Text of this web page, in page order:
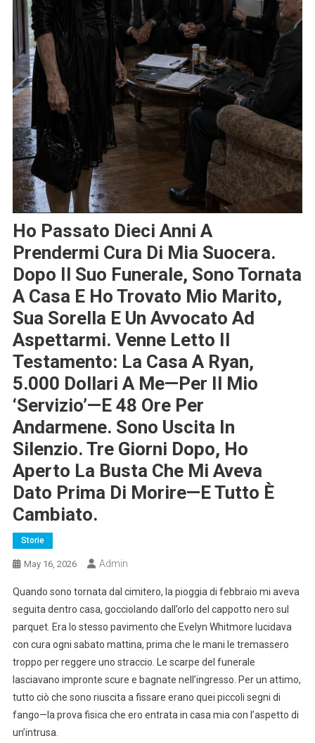
Ho Passato Dieci Anni A
Prendermi Cura Di Mia Suocera.
Dopo Il Suo Funerale, Sono Tornata
A Casa E Ho Trovato Mio Marito,
Sua Sorella E Un Avvocato Ad
Aspettarmi. Venne Letto Il
Testamento: La Casa A Ryan,
5.000 Dollari A Me—Per Il Mio
‘servizio’—E 48 Ore Per
Andarmene. Sono Uscita In
Silenzio. Tre Giorni Dopo, Ho
Aperto La Busta Che Mi Aveva
Dato Prima Di Morire—E Tutto È
Cambiato.
Storie
May 16, 2026 Admin
Quando sono tornata dal cimitero, la pioggia di febbraio mi aveva
seguita dentro casa, gocciolando dall’orlo del cappotto nero sul
parquet. Era lo stesso pavimento che Evelyn Whitmore lucidava
con cura ogni sabato mattina, prima che le mani le tremassero
troppo per reggere uno straccio. Le scarpe del funerale
lasciavano impronte scure e bagnate nell’ingresso. Per un attimo,
tutto ciò che sono riuscita a fissare erano quei piccoli segni di
fango—la prova fisica che ero entrata in casa mia con l’aspetto di
un’intrusa.